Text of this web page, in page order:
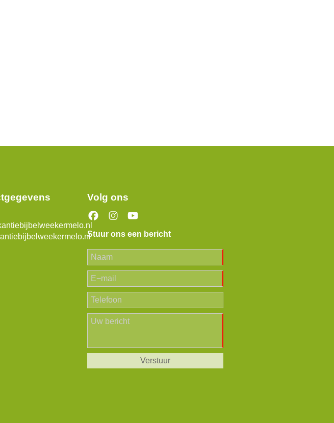
Volg ons
Stuur ons een bericht